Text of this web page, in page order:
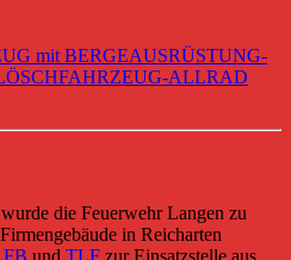
mit BERGEAUSRÜSTUNG-
ALLRAD
die Feuerwehr Langen zu
in Reicharten
und TLF zur Einsatzstelle aus